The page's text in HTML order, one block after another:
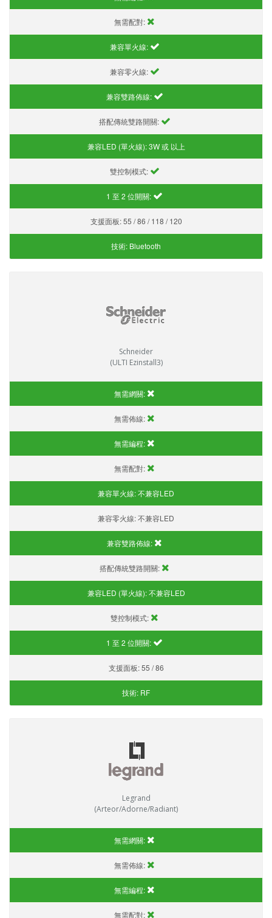
無需配對:
兼容單火線:
兼容零火線:
兼容雙路佈線:
搭配傳統雙路開關:
兼容LED (單火線):3W 或 以上
雙控制模式:
1 至 2 位開關:
支援面板:55 / 86 / 118 / 120
技術: Bluetooth
Schneider
(ULTI Ezinstall3)
無需網關:
無需佈線:
無需編程:
無需配對:
兼容單火線:不兼容LED
兼容零火線:不兼容LED
兼容雙路佈線:
搭配傳統雙路開關:
兼容LED (單火線):不兼容LED
雙控制模式:
1 至 2 位開關:
支援面板:55 / 86
技術: RF
Legrand
(Arteor/Adorne/Radiant)
無需網關:
無需佈線:
無需編程:
無需配對: